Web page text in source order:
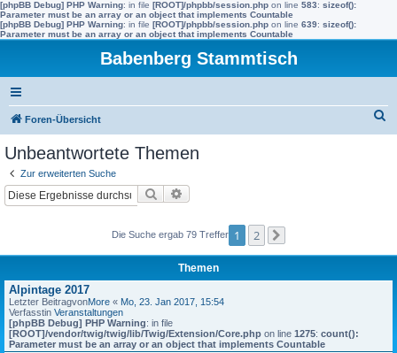
[phpBB Debug] PHP Warning: in file [ROOT]/phpbb/session.php on line 583: sizeof():
Parameter must be an array or an object that implements Countable
[phpBB Debug] PHP Warning: in file [ROOT]/phpbb/session.php on line 639: sizeof():
Parameter must be an array or an object that implements Countable
Babenberg Stammtisch
Foren-Übersicht
Unbeantwortete Themen
Zur erweiterten Suche
Suche
Die Suche ergab 79 Treffer 1 2
Themen
Alpintage 2017
Letzter BeitragvonMore « Mo, 23. Jan 2017, 15:54
Verfasstin Veranstaltungen
[phpBB Debug] PHP Warning: in file
[ROOT]/vendor/twig/twig/lib/Twig/Extension/Core.php on line 1275: count():
Parameter must be an array or an object that implements Countable